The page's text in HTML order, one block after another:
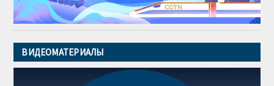
ВИДЕОМАТЕРИАЛЫ